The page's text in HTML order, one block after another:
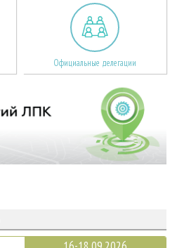
Официальные делегации